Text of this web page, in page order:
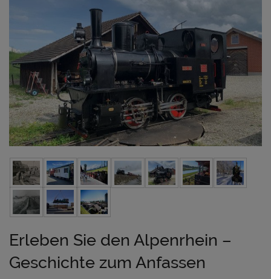
Erleben Sie den Alpenrhein –
Geschichte zum Anfassen